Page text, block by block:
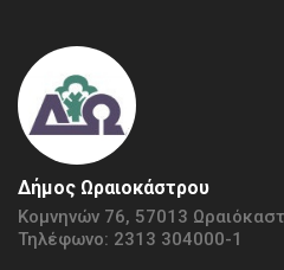
Δήμος Ωραιοκάστρου
Κομνηνών 76, 57013
Τηλέφωνο: 2313 304000-1